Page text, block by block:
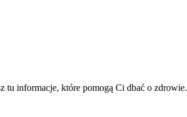
tu informacje, które pomogą Ci dbać o zdrowie.